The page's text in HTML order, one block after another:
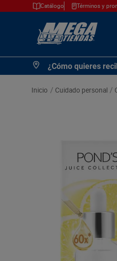
Catálogo Términos y
1
5
6
8
¿Cómo quieres
cuidado personal